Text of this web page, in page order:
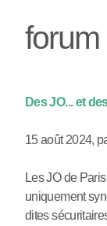
forum
Des JO... et
15 août 2024,
Les JO de
uniquement
dites